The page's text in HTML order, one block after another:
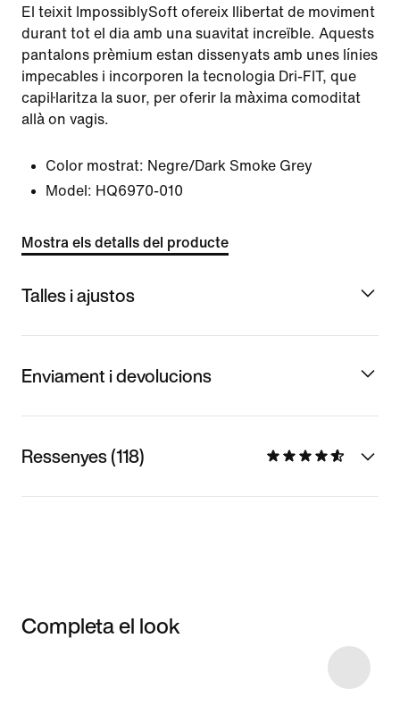
El teixit ImpossiblySoft ofereix llibertat de moviment
durant tot el dia amb una suavitat increïble. Aquests
pantalons prèmium estan dissenyats amb unes línies
impecables i incorporen la tecnologia Dri-FIT, que
capil·laritza la suor, per oferir la màxima comoditat
allà on vagis.
Color mostrat: Negre/Dark Smoke Grey
Model: HQ6970-010
Mostra els detalls del producte
Talles i ajustos
Enviament i devolucions
Ressenyes (118)
Completa el look